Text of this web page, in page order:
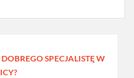
SPECJALISTĘ W